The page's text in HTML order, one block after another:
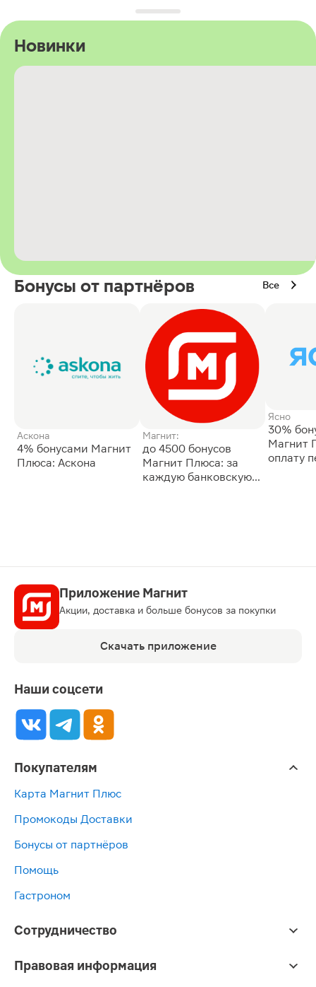
Новинки
Бонусы от партнёров Все
Аскона
4% бонусами Магнит
Плюса: Аскона
Магнит:
до 4500 бонусов
Магнит Плюса: за
каждую банковскую
Ясно
30%
Магнит
оплату
Приложение Магнит
Акции, доставка и больше бонусов за покупки
Скачать приложение
Наши соцсети
Покупателям
Карта Магнит Плюс
Промокоды Доставки
Бонусы от партнёров
Помощь
Гастроном
Сотрудничество
Правовая информация